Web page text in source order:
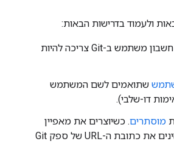
לכל מפתח LookML צריך להיות חשבון משתמש משלו אצל ספק Git. לכל חשבון משתמש ב-Git צריכה להיות
שתואמים לשם המשתמש
מוסתרים. כשיוצרים את מאפיין
ומזינים את כתובת ה-URL של ספק Git